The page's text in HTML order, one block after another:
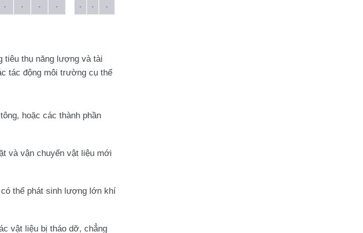
tiêu thụ năng lượng và tài
tác động môi trường cụ thể
hoặc các thành phần
và vận chuyển vật liệu mới
thể phát sinh lượng lớn khí
vật liệu bị tháo dỡ, chẳng